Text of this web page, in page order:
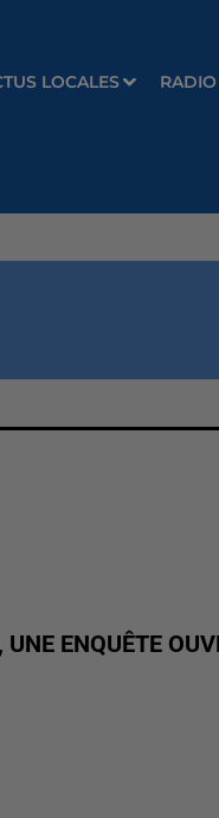
LOCALES RADIO
ENQUÊTE